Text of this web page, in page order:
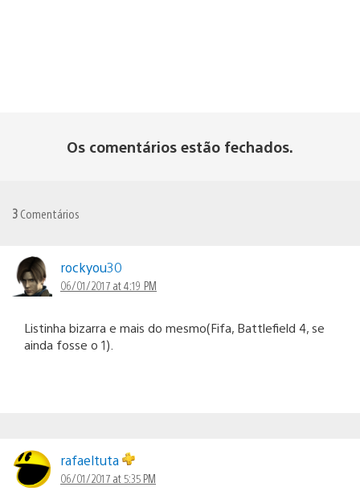
Os comentários estão fechados.
3 Comentários
rockyou30
06/01/2017 at 4:19 PM
Listinha bizarra e mais do mesmo(Fifa, Battlefield 4, se
ainda fosse o 1).
rafaeltuta
06/01/2017 at 5:35 PM